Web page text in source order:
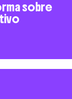
sobre